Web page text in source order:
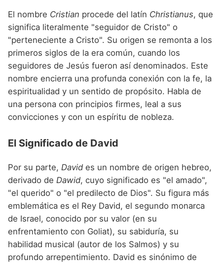
El nombre Cristian procede del latín Christianus, que
significa literalmente "seguidor de Cristo" o
"perteneciente a Cristo". Su origen se remonta a los
primeros siglos de la era común, cuando los
seguidores de Jesús fueron así denominados. Este
nombre encierra una profunda conexión con la fe, la
espiritualidad y un sentido de propósito. Habla de
una persona con principios firmes, leal a sus
convicciones y con un espíritu de nobleza.
El Significado de David
Por su parte, David es un nombre de origen hebreo,
derivado de Dawid, cuyo significado es "el amado",
"el querido" o "el predilecto de Dios". Su figura más
emblemática es el Rey David, el segundo monarca
de Israel, conocido por su valor (en su
enfrentamiento con Goliat), su sabiduría, su
habilidad musical (autor de los Salmos) y su
profundo arrepentimiento. David es sinónimo de